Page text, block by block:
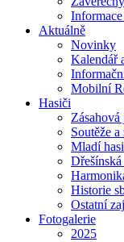
Aktuálně
Novinky
Kalendář
Mobilní
Hasiči
Zásahová
Soutěže
Mladí
Historie
Ostatní
Fotogalerie
2025